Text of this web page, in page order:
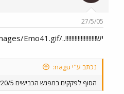
27/5/05
יש!!!!!!!!!!!!!!!!!!!!../images/Emo41.gif../images/Emo41.gif
נכתב ע"י nagu:
הסוף לפקקים במפגש הכבישים 20/5?